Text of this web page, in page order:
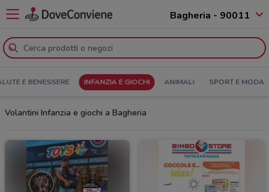
Bagheria - 90011
E BENESSERE INFANZIA E GIOCHI ANIMALI SPORT E MODA
Volantini Infanzia e giochi a Bagheria